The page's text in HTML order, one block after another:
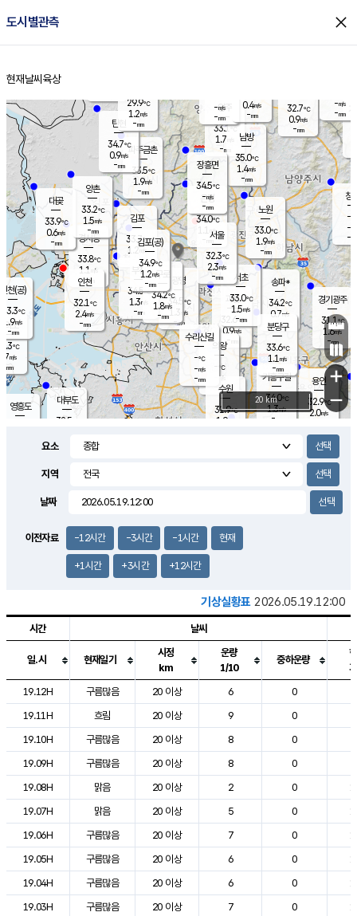
도시별관측 close
홈
현재날씨 육상
의도
℃
m/s
mm
영흥도
양주
33.1℃
1.7
-mm
과천
32.6℃
0.9m/s
- mm
용인
32.9℃
2.0m/s
경기광주
31.1℃
1.6m/s
-mm
2.3m/s
대부도
32.5
경서동
33.8℃
1.1 m/s
-mm
파주금촌
33.5℃
1.9m/s
-mm
32.7℃
0.9m/s
-mm
대곶
33.9℃
0.6m/s
-mm
창
-
-m/
-
탄현
34.7℃
0.9m/s
-mm
-m/s
-mm
의왕
- ℃
m/s
mm
김포
33.7℃
1.2 m/s
mm
광명
34.5 ℃
1.3 m/s
-mm
부천
34.5℃
1.3m/s
-mm
양촌
33.2℃
1.5m/s
-mm
구로
34.2℃
1.8m/s
-mm
은평
34.0℃
m/s
- mm
노원
33.0℃
1.9m/s
-mm
송파*
34.2℃
0.7m/s
-mm
서초
33.0℃
1.5m/s
-mm
남방
35.0℃
1.4m/s
-mm
기흥구갈
34.0℃
1.3m/s
-
수리산길
-℃
-m/s
-mm
분당구
33.6℃
1.1 m/s
-mm
장흥면
34.5℃
-m/s
-mm
-m/s
-mm
인천(공)
33.3℃
1.9m/s
-mm
김포(공)
34.9℃
1.2m/s
-mm
수원
31.9℃
1.9m/s
인천
32.1℃
2.4m/s
-mm
서울
32.3℃
2.3m/s
-mm
29.9℃
1.2m/s
-mm
0.4m/s
-mm
+
−
20 km
요소
지역
날짜
이전자료 -12시간 -3시간 -1시간 현재
+1시간 +3시간 +12시간
기상실황표 2026.05.19.12:00
도시별 기상실황표로 지점, 날씨, 기온, 강수, 바람, 기압등을 안내한 표입
시간 날씨
일.시 현재일기
시정
km
운량
1/10
중하운량
19.12H
구름많음 20 이상 6 0
19.11H
흐림 20 이상 9 0
19.10H
구름많음 20 이상 8 0
19.09H
구름많음 20 이상 8 0
19.08H
맑음 20 이상 2 0
19.07H
맑음 20 이상 5 0
19.06H
구름많음 20 이상 7 0
19.05H
구름많음 20 이상 6 0
19.04H
구름많음 20 이상 6 0
19.03H
구름많음 20 이상 7 0